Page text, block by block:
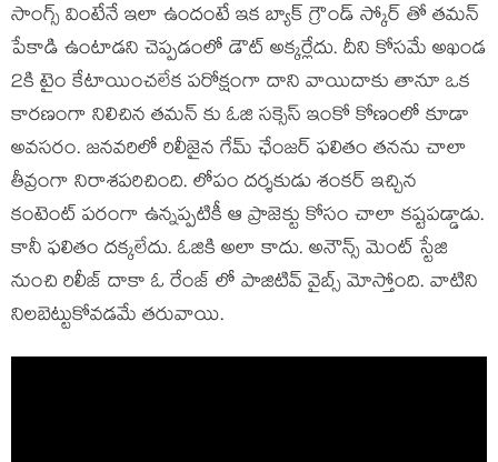
సాంగ్స్ వింటేనే ఇలా ఉందంటే ఇక బ్యాక్ గ్రౌండ్ స్కోర్ తో తమన్
పేకాడి ఉంటాడని చెప్పడంలో డౌట్ అక్కర్లేదు. దీని కోసమే అఖండ
2కి టైం కేటాయించలేక పరోక్షంగా దాని వాయిదాకు తానూ ఒక
కారణంగా నిలిచిన తమన్ కు ఓజి సక్సెస్ ఇంకో కోణంలో కూడా
అవసరం. జనవరిలో రిలీజైన గేమ్ ఛేంజర్ ఫలితం తనను చాలా
తీవ్రంగా నిరాశపరిచింది. లోపం దర్శకుడు శంకర్ ఇచ్చిన
కంటెంట్ పరంగా ఉన్నప్పటికీ ఆ ప్రాజెక్టు కోసం చాలా కష్టపడ్డాడు.
కానీ ఫలితం దక్కలేదు. ఓజికి అలా కాదు. అనౌన్స్ మెంట్ స్టేజి
నుంచి రిలీజ్ దాకా ఓ రేంజ్ లో పాజిటివ్ వైబ్స్ మోస్తోంది. వాటిని
నిలబెట్టుకోవడమే తరువాయి.